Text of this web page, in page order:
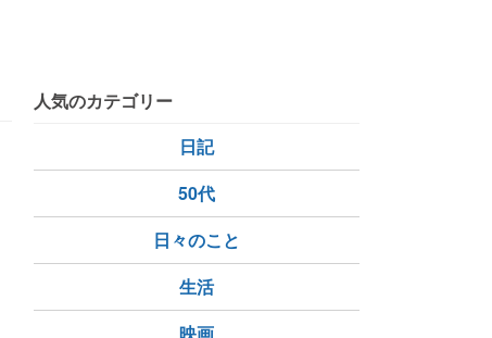
人気のカテゴリー
日記
50代
日々のこと
生活